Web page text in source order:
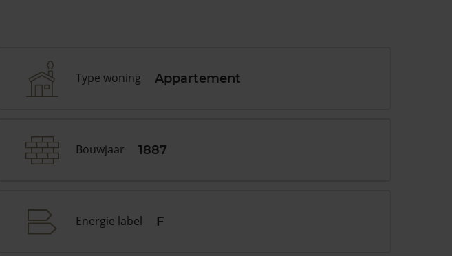
Type woning Appartement
Bouwjaar 1887
Energie label F